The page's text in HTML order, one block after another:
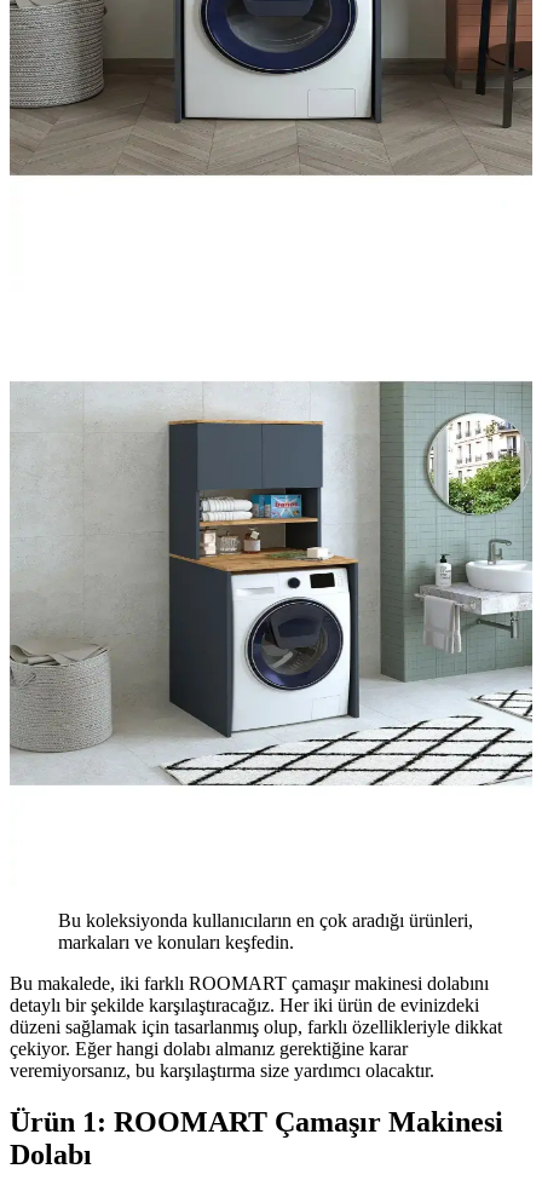
Bu koleksiyonda kullanıcıların en çok aradığı ürünleri,
markaları ve konuları keşfedin.
Bu makalede, iki farklı ROOMART çamaşır makinesi dolabını
detaylı bir şekilde karşılaştıracağız. Her iki ürün de evinizdeki
düzeni sağlamak için tasarlanmış olup, farklı özellikleriyle dikkat
çekiyor. Eğer hangi dolabı almanız gerektiğine karar
veremiyorsanız, bu karşılaştırma size yardımcı olacaktır.
Ürün 1: ROOMART Çamaşır Makinesi
Dolabı